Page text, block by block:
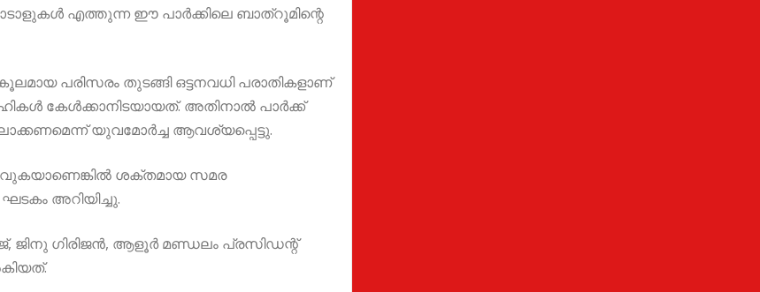
എത്തുന്ന ഈ പാർക്കിലെ ബാത്‌റൂമിന്റെ
പരിസരം തുടങ്ങി ഒട്ടനവധി പരാതികളാണ്
കേൾക്കാനിടയായത്. അതിനാൽ പാർക്ക്‌
യുവമോർച്ച ആവശ്യപ്പെട്ടു.
ശക്തമായ സമര
അറിയിച്ചു.
ജിനു ഗിരിജൻ, ആളൂർ മണ്ഡലം പ്രസിഡന്റ്‌